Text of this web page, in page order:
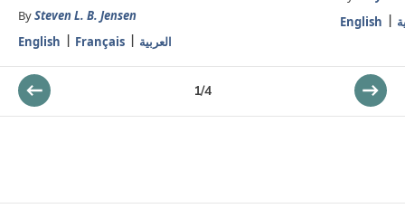
BySteven L. B. Jensen
English
Français العربية
English
1/4